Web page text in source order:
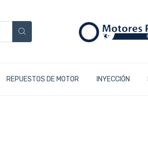
REPUESTOS DE MOTOR INYECCIÓN